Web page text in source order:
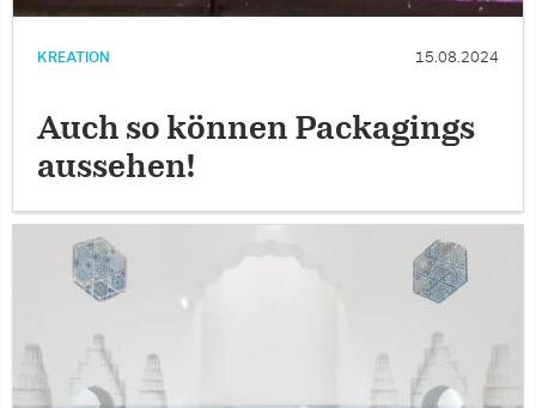
KREATION 15.08.2024
Auch so können Packagings
aussehen!